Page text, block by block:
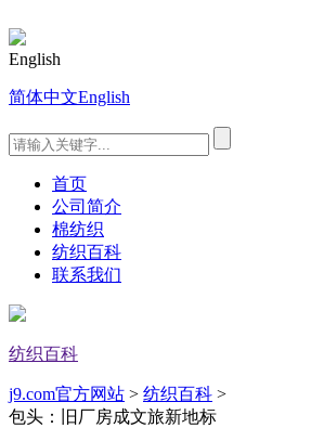
English
简体中文English
首页
公司简介
棉纺织
纺织百科
联系我们
纺织百科
j9.com官方网站 > 纺织百科 >
包头：旧厂房成文旅新地标